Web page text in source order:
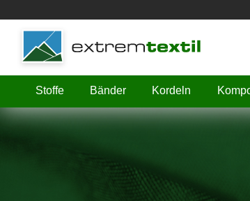
Shopware
Stoffe
Bänder Kordeln